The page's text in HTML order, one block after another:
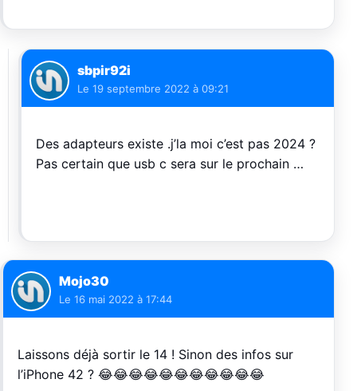
sbpir92i
Le 19 septembre 2022 à 09:21
Des adapteurs existe .j’la moi c’est pas 2024 ?
Pas certain que usb c sera sur le prochain …
Mojo30
Le 16 mai 2022 à 17:44
Laissons déjà sortir le 14 ! Sinon des infos sur
l’iPhone 42 ? 😂😂😂😂😂😂😂😂😂😂😂